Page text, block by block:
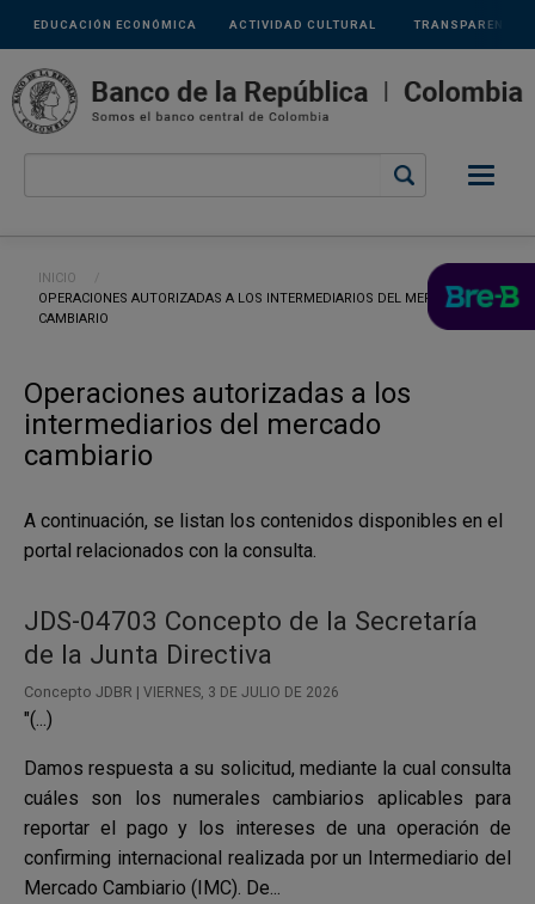
Pasar al contenido principal
Links
secundarios
ACTIVIDAD CULTURAL
EDUCACIÓN ECONÓMICA TRANSPARENCIA
Ruta de navegación
INICIO
CURRENT:
OPERACIONES AUTORIZADAS A LOS INTERMEDIARIOS DEL MERCADO
CAMBIARIO
Operaciones autorizadas a los
intermediarios del mercado
cambiario
A continuación, se listan los contenidos disponibles en el
portal relacionados con la consulta.
JDS-04703 Concepto de la Secretaría
de la Junta Directiva
Concepto JDBR | VIERNES, 3 DE JULIO DE 2026
"(...)
Damos respuesta a su solicitud, mediante la cual consulta
cuáles son los numerales cambiarios aplicables para
reportar el pago y los intereses de una operación de
confirming internacional realizada por un Intermediario del
Mercado Cambiario (IMC). De...